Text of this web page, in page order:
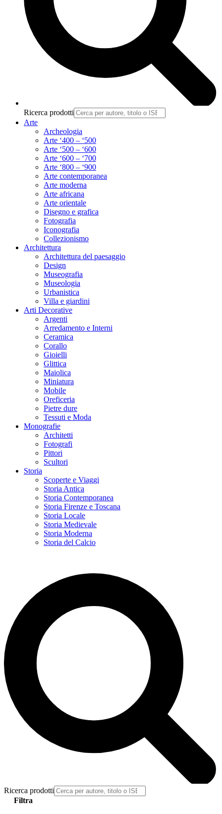
Ricerca prodotti
Arte
Archeologia
Arte ‘400 – ‘500
Arte ‘500 – ‘600
Arte ‘600 – ‘700
Arte ‘800 – ‘900
Arte contemporanea
Arte moderna
Arte africana
Arte orientale
Disegno e grafica
Fotografia
Iconografia
Collezionismo
Architettura
Architettura del paesaggio
Design
Museografia
Museologia
Urbanistica
Villa e giardini
Arti Decorative
Argenti
Arredamento e Interni
Ceramica
Corallo
Gioielli
Glittica
Maiolica
Miniatura
Mobile
Oreficeria
Pietre dure
Tessuti e Moda
Monografie
Architetti
Fotografi
Pittori
Scultori
Storia
Scoperte e Viaggi
Storia Antica
Storia Contemporanea
Storia Firenze e Toscana
Storia Locale
Storia Medievale
Storia Moderna
Storia del Calcio
Ricerca prodotti
Filtra